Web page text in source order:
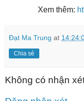
Xem thêm:
Đạt Ma Trung at
Chia sẻ
Không có nhận